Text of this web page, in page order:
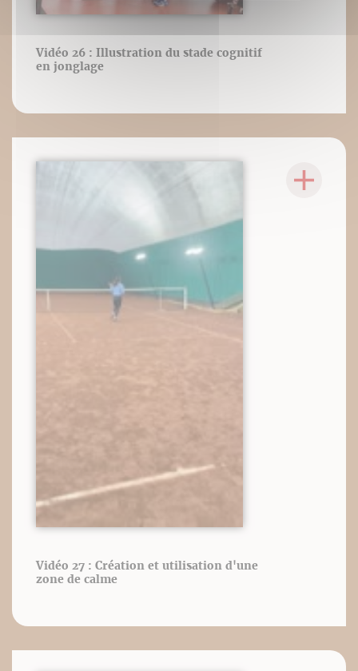
Vidéo 26 : Illustration du stade cognitif
en jonglage
Vidéo 27 : Création et utilisation d'une
zone de calme